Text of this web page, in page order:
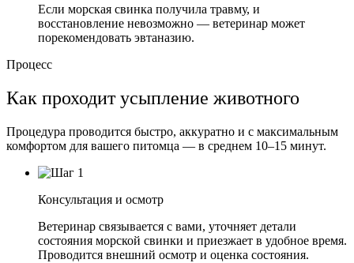
Если морская свинка получила травму, и
восстановление невозможно — ветеринар может
порекомендовать эвтаназию.
Процесс
Как проходит усыпление животного
Процедура проводится быстро, аккуратно и с максимальным
комфортом для вашего питомца — в среднем 10–15 минут.
Консультация и осмотр
Ветеринар связывается с вами, уточняет детали
состояния морской свинки и приезжает в удобное время.
Проводится внешний осмотр и оценка состояния.